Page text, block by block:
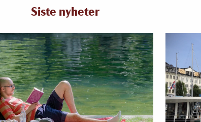
Siste nyheter